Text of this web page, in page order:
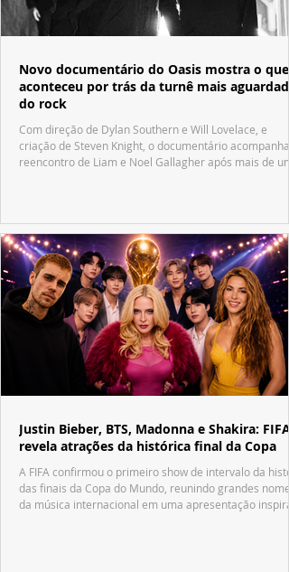
Novo documentário do Oasis mostra o que
aconteceu por trás da turnê mais aguardada
do rock
Com direção de Dylan Southern e Will Lovelace, e
criação de Steven Knight, o documentário acompanha
reencontro de Liam e Noel Gallagher após mais de
Justin Bieber, BTS, Madonna e Shakira: FIFA
revela atrações da histórica final da Copa
A FIFA confirmou o primeiro show de intervalo da
das finais da Copa do Mundo, reunindo grandes nomes
da música internacional em uma apresentação